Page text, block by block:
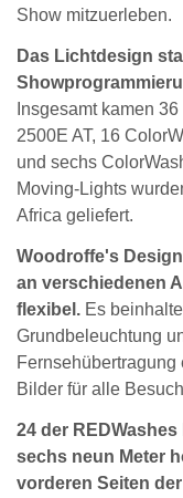
Show mitzuerleben.
Das Lichtdesign
Insgesamt kamen
2500E AT, 16
und sechs
Moving-Lights
Africa geliefert.
Woodroffe's
an verschiedenen
flexibel. Es
Grundbeleuchtung
Bilder für alle
24 der
sechs neun Meter
vorderen Seiten